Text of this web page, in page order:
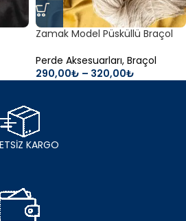
Zamak Model Püsküllü Braçol
Perde Aksesuarları, Braçol
290,00₺ – 320,00₺
KARGO